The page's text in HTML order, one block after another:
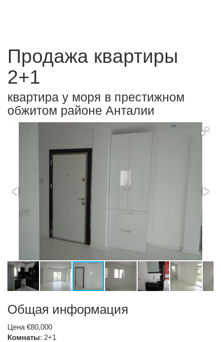
Продажа квартиры
2+1
квартира у моря в престижном
обжитом районе Анталии
Общая информация
Цена €80,000
Комнаты: 2+1